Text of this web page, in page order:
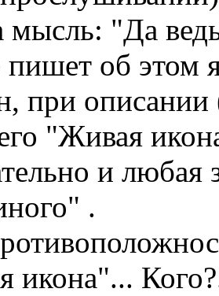
мысль: "Да
пишет об этом
при
"Живая
и
.
икона"...